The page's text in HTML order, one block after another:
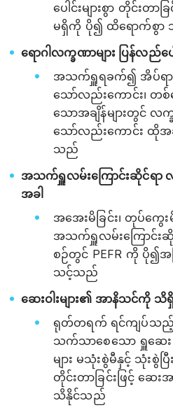
ပေါင်းများစွာ တိုင်းတာ
မရှိကို ပို၍ ထိရောက်စွ
ရောဂါလက္ခဏာများ ပြန်လည်
အသက်ရှူရခက်၍ အိပ်ရာ
သော်လည်းကောင်း၊
သောအချိန်များတွင် လက္
သော်လည်းကောင်း ထိုအ
သည်
အသက်ရှူလမ်းကြောင်းဆိုင်ရာ လ
အခါ
အအေးမိခြင်း၊ တုပ်ကွေ
အသက်ရှူလမ်းကြောင်းဆိုင်
စဉ်တွင် PEFR ကို ပို၍အ
သင့်သည်
ဆေးဝါးများ၏ အာနိသင်ကို သိ
ရုတ်တရက် ရင်ကျပ်သည့်
သက်သာစေသော ရှူဆေး
များ မသုံးစွဲမီနှင့် သုံးစွဲ
တိုင်းတာခြင်းဖြင့် ဆေ
သိနိုင်သည်